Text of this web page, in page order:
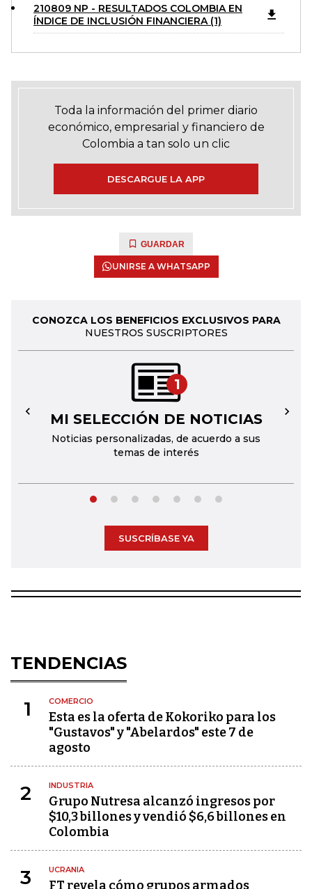
210809 NP - RESULTADOS COLOMBIA EN
ÍNDICE DE INCLUSIÓN FINANCIERA (1)
Toda la información del primer diario
económico, empresarial y financiero de
Colombia a tan solo un clic
DESCARGUE LA APP
GUARDAR
UNIRSE A WHATSAPP
CONOZCA LOS BENEFICIOS EXCLUSIVOS PARA
NUESTROS SUSCRIPTORES
1
MI SELECCIÓN DE NOTICIAS
Noticias personalizadas, de acuerdo a sus
temas de interés
← →
SUSCRÍBASE YA
TENDENCIAS
1 COMERCIO
Esta es la oferta de Kokoriko para los
"Gustavos" y "Abelardos" este 7 de
agosto
2 INDUSTRIA
Grupo Nutresa alcanzó ingresos por
$10,3 billones y vendió $6,6 billones en
Colombia
3 UCRANIA
FT revela cómo grupos armados